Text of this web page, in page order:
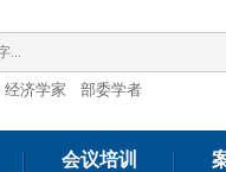
经济学家 部委学者
会议培训